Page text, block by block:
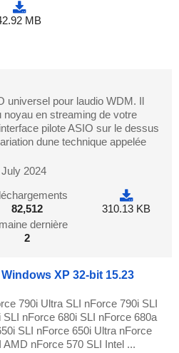
MB
universel pour laudio WDM. Il
noyau en streaming de votre
pilote ASIO sur le dessus
dune technique appelée
2024
82,512
dernière
2
310.13 KB
XP 32-bit 15.23
790i Ultra SLI nForce 790i SLI
nForce 680i SLI nForce 680a
SLI nForce 650i Ultra nForce
nForce 570 SLI Intel ...